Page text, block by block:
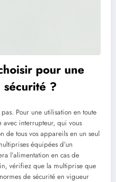
pour une
?
Pour une utilisation en toute
avec interrupteur, qui vous
de tous vos appareils en un seul
équipées d’un
l’alimentation en cas de
vérifiez que la multiprise que
de sécurité en vigueur